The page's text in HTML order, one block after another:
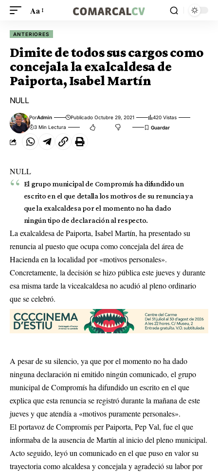
Aa
ANTERIORES
Dimite de todos sus cargos como
concejala la exalcaldesa de
Paiporta, Isabel Martín
NULL
PorAdmin Publicado Octubre 29, 2021
420 Vistas
3 Min Lectura
NULL
El grupo municipal de Compromís ha difundido un
escrito en el que detalla los motivos de su renuncia ya
que la exalcaldesa por el momento no ha dado
ningún tipo de declaración al respecto.
La exalcaldesa de Paiporta, Isabel Martín, ha presentado su
renuncia al puesto que ocupa como concejala del área de
Hacienda en la localidad por «motivos personales».
Concretamente, la decisión se hizo pública este jueves y durante
esa misma tarde la vicealcaldesa no acudió al pleno ordinario
que se celebró.
A pesar de su silencio, ya que por el momento no ha dado
ninguna declaración ni emitido ningún comunicado, el grupo
municipal de Compromís ha difundido un escrito en el que
explica que esta renuncia se registró durante la mañana de este
jueves y que atendía a «motivos puramente personales».
El portavoz de Compromís per Paiporta, Pep Val, fue el que
informaba de la ausencia de Martín al inicio del pleno municipal.
Acto seguido, leyó un comunicado en el que puso en valor su
trayectoria como alcaldesa y concejala y agradeció su labor por